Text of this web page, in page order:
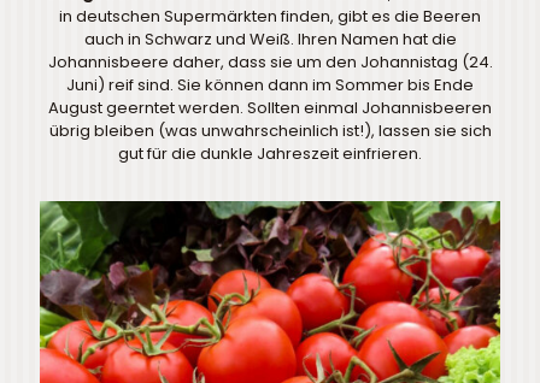
in deutschen Supermärkten finden, gibt es die Beeren
auch in Schwarz und Weiß. Ihren Namen hat die
Johannisbeere daher, dass sie um den Johannistag (24.
Juni) reif sind. Sie können dann im Sommer bis Ende
August geerntet werden. Sollten einmal Johannisbeeren
übrig bleiben (was unwahrscheinlich ist!), lassen sie sich
gut für die dunkle Jahreszeit einfrieren.